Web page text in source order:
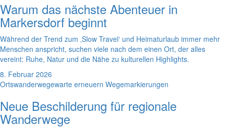
Warum das nächste Abenteuer in
Markersdorf beginnt
Während der Trend zum ‚Slow Travel‘ und Heimaturlaub immer mehr
Menschen anspricht, suchen viele nach dem einen Ort, der alles
vereint: Ruhe, Natur und die Nähe zu kulturellen Highlights.
8. Februar 2026
Ortswanderwegewarte erneuern Wegemarkierungen
Neue Beschilderung für regionale
Wanderwege